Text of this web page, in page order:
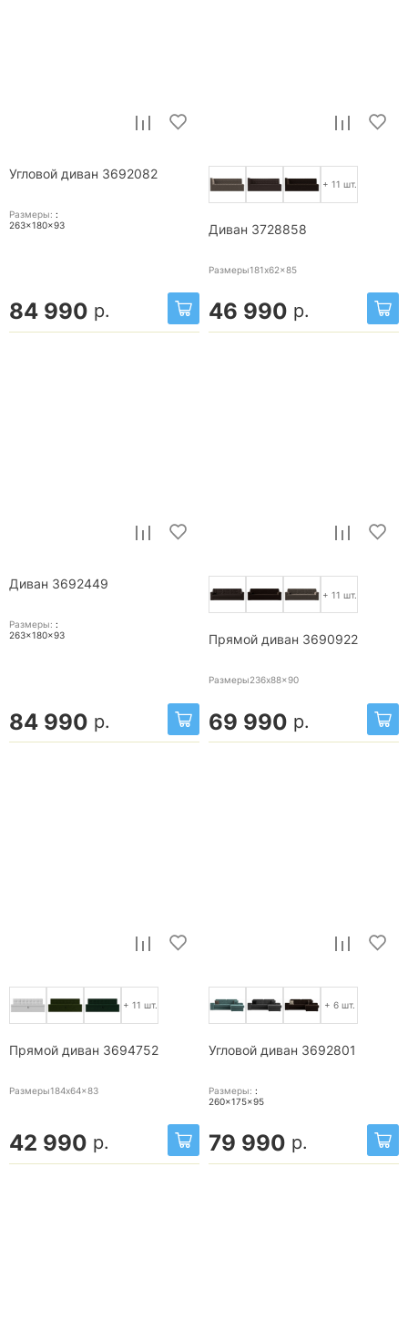
Угловой диван 3692082
Размеры: :
263x180x93
84 990 р.
+ 11 шт.
Диван 3728858
Размеры181x62x85
46 990 р.
Диван 3692449
Размеры: :
263x180x93
84 990 р.
+ 11 шт.
Прямой диван 3690922
Размеры236x88x90
69 990 р.
+ 11 шт.
Прямой диван 3694752
Размеры184x64x83
42 990 р.
+ 6 шт.
Угловой диван 3692801
Размеры: :
260x175x95
79 990 р.